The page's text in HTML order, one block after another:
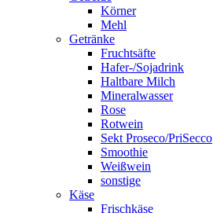
Körner
Mehl
Getränke
Fruchtsäfte
Hafer-/Sojadrink
Haltbare Milch
Mineralwasser
Rose
Rotwein
Sekt Proseco/PriSecco
Smoothie
Weißwein
sonstige
Käse
Frischkäse